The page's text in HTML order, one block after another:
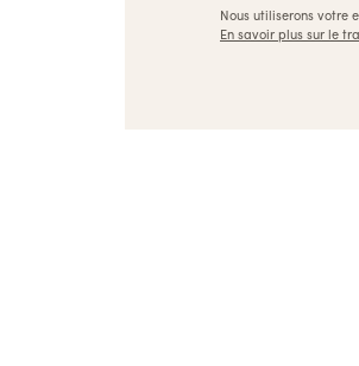
Nous utiliserons votre
En savoir plus sur le